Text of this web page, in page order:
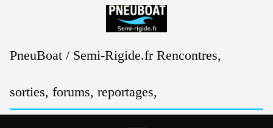
PneuBoat / Semi-Rigide.fr Rencontres,
sorties, forums, reportages,